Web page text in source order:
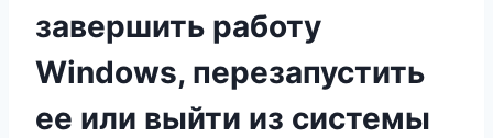
завершить работу
Windows, перезапустить
ее или выйти из системы